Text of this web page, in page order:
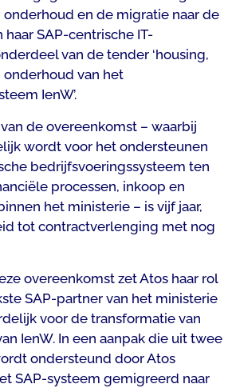
en de migratie naar de
SAP-centrische IT-
van de tender ‘housing,
van het
IenW’.
de overeenkomst – waarbij
wordt voor het ondersteunen
bedrijfsvoeringssysteem ten
processen, inkoop en
het ministerie – is vijf jaar,
tot contractverlenging met nog
overeenkomst zet Atos haar rol
SAP-partner van het ministerie
voor de transformatie van
IenW. In een aanpak die uit twee
ondersteund door Atos
SAP-systeem gemigreerd naar